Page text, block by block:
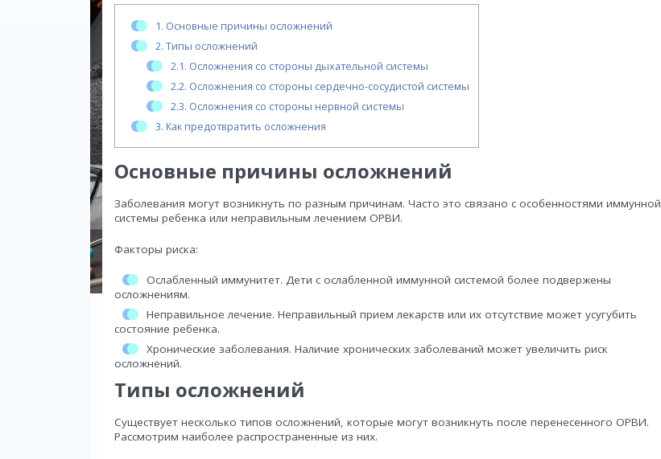
1. Основные причины осложнений
2. Типы осложнений
2.1. Осложнения со стороны дыхательной системы
2.2. Осложнения со стороны сердечно-сосудистой системы
2.3. Осложнения со стороны нервной системы
3. Как предотвратить осложнения
Основные причины осложнений
Заболевания могут возникнуть по разным причинам. Часто это связано с особенностями иммунной
системы ребенка или неправильным лечением ОРВИ.
Факторы риска:
Ослабленный иммунитет. Дети с ослабленной иммунной системой более подвержены
осложнениям.
Неправильное лечение. Неправильный прием лекарств или их отсутствие может усугубить
состояние ребенка.
Хронические заболевания. Наличие хронических заболеваний может увеличить риск
осложнений.
Типы осложнений
Существует несколько типов осложнений, которые могут возникнуть после перенесенного ОРВИ.
Рассмотрим наиболее распространенные из них.